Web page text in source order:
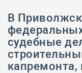
В
судебные
капремонта,